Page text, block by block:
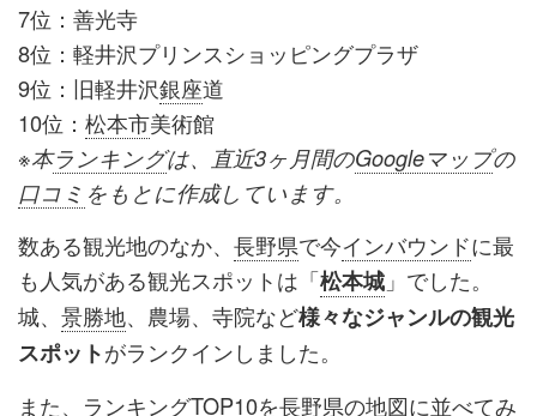
7位：善光寺
8位：軽井沢プリンスショッピングプラザ
9位：旧軽井沢銀座道
10位： 松本市美術館
※本ランキングは、直近3ヶ月間のGoogleマップの
口コミ をもとに作成しています。
数ある観光地のなか、 長野県で今インバウンドに最
も人気がある観光スポットは「松本城 」でした。
城、 景勝地、農場、寺院など様々なジャンルの観光
スポットがランクインしました。
また、 ランキングTOP10を長野県の地図に並べてみ